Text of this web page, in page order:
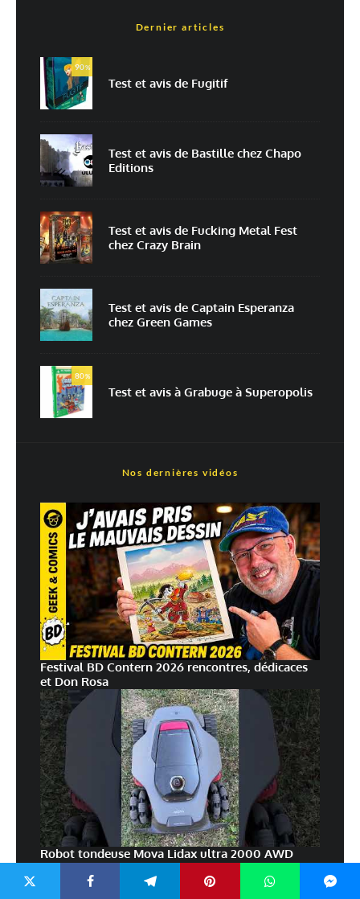
Non Oui
E-mail*
Enregistrer mon nom, mon e-mail et mon site dans le navigateur pour
mon prochain commentaire.
Prévenez-moi de tous les nouveaux commentaires par e-mail.
Prévenez-moi de tous les nouveaux articles par e-mail.
Dernier articles
90%
Test et avis de Fugitif
Test et avis de Bastille chez Chapo
Editions
Test et avis de Fucking Metal Fest
chez Crazy Brain
Test et avis de Captain Esperanza
chez Green Games
80%
Test et avis à Grabuge à Superopolis
Nos dernières vidéos
Festival BD Contern 2026 rencontres, dédicaces
et Don Rosa
Robot tondeuse Mova Lidax ultra 2000 AWD
#mova #automower #robottondeuse #tuto